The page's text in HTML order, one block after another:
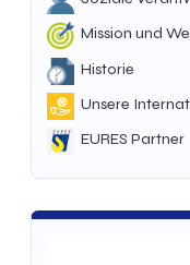
Mission und
Historie
Unsere
EURES Partner